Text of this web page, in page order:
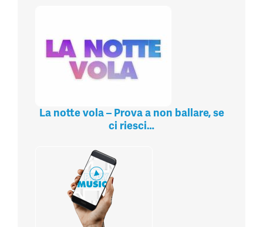
La notte vola – Prova a non ballare, se
ci riesci…